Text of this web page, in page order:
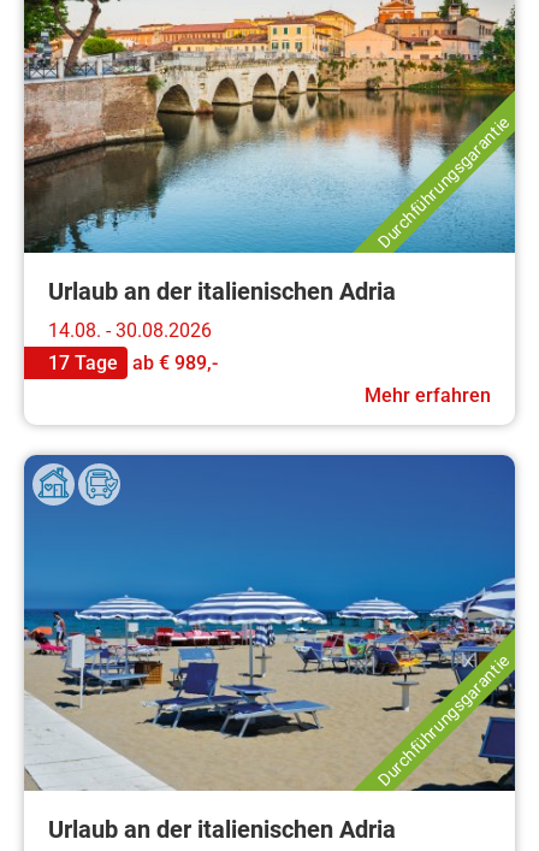
Durchführungsgarantie
Urlaub an der italienischen Adria
14.08. - 30.08.2026
17 Tage
ab € 989,-
Mehr erfahren
Durchführungsgarantie
Urlaub an der italienischen Adria